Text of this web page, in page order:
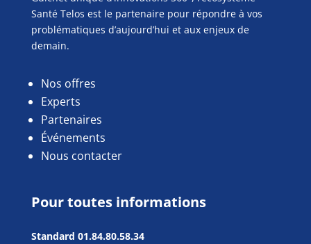
Santé Telos est le partenaire pour répondre à vos
problématiques d’aujourd’hui et aux enjeux de
demain.
Nos offres
Experts
Partenaires
Événements
Nous contacter
Pour toutes informations
Standard 01.84.80.58.34